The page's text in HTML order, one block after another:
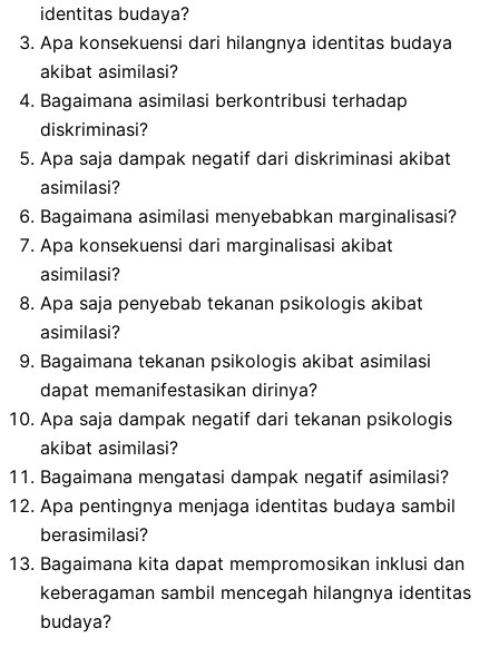
identitas budaya?
Apa konsekuensi dari hilangnya identitas budaya
akibat asimilasi?
Bagaimana asimilasi berkontribusi terhadap
diskriminasi?
Apa saja dampak negatif dari diskriminasi akibat
asimilasi?
Bagaimana asimilasi menyebabkan marginalisasi?
Apa konsekuensi dari marginalisasi akibat
asimilasi?
Apa saja penyebab tekanan psikologis akibat
asimilasi?
Bagaimana tekanan psikologis akibat asimilasi
dapat memanifestasikan dirinya?
Apa saja dampak negatif dari tekanan psikologis
akibat asimilasi?
Bagaimana mengatasi dampak negatif asimilasi?
Apa pentingnya menjaga identitas budaya sambil
berasimilasi?
Bagaimana kita dapat mempromosikan inklusi dan
keberagaman sambil mencegah hilangnya identitas
budaya?